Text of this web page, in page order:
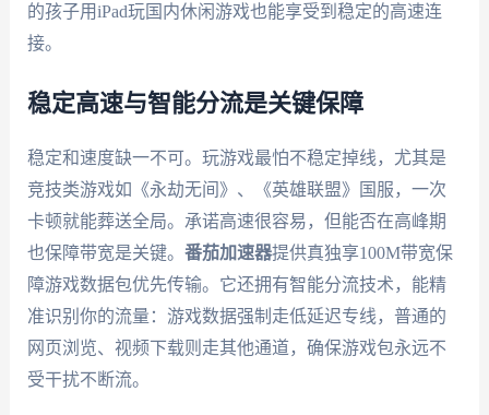
的孩子用iPad玩国内休闲游戏也能享受到稳定的高速连
接。
稳定高速与智能分流是关键保障
稳定和速度缺一不可。玩游戏最怕不稳定掉线，尤其是
竞技类游戏如《永劫无间》、《英雄联盟》国服，一次
卡顿就能葬送全局。承诺高速很容易，但能否在高峰期
也保障带宽是关键。 番茄加速器提供真独享100M带宽保
障游戏数据包优先传输。它还拥有智能分流技术，能精
准识别你的流量：游戏数据强制走低延迟专线，普通的
网页浏览、视频下载则走其他通道，确保游戏包永远不
受干扰不断流。